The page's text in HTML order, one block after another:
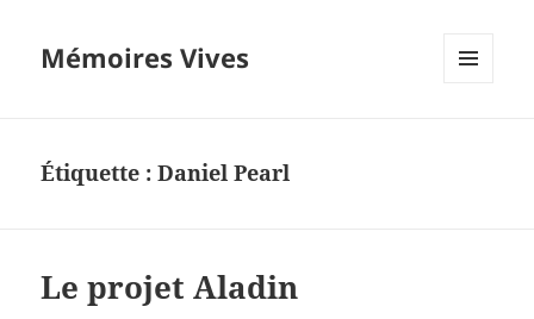
Mémoires Vives
Étiquette :Daniel Pearl
Le projet Aladin